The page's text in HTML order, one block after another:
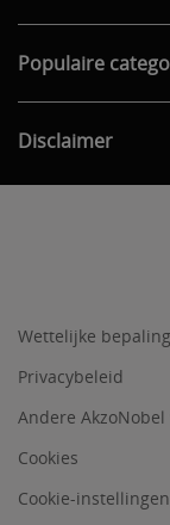
Populaire
Disclaimer
Wettelijke
Privacybeleid
Andere
Cookies
Cookie-instellingen